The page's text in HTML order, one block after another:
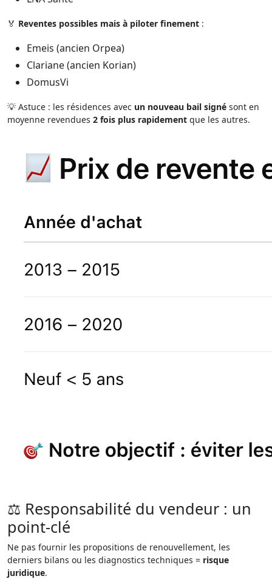
🏅 Reventes possibles mais à piloter finement :
Emeis (ancien Orpea)
Clariane (ancien Korian)
DomusVi
💡 Astuce : les résidences avec un nouveau bail signé sont en
moyenne revendues 2 fois plus rapidement que les autres.
⚖️ Responsabilité du vendeur : un
point-clé
Ne pas fournir les propositions de renouvellement, les
derniers bilans ou les diagnostics techniques = risque
juridique.